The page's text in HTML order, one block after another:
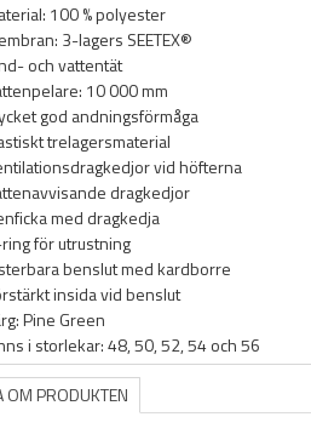
100 % polyester
3-lagers SEETEX®
och vattentät
10 000 mm
god andningsförmåga
trelagersmaterial
vid höfterna
dragkedjor
med dragkedja
för utrustning
benslut med kardborre
insida vid benslut
Pine Green
i storlekar: 48, 50, 52, 54 och 56
OM PRODUKTEN